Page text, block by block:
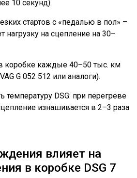
10 секунд).
стартов с «педалью в пол» –
нагрузку на сцепление на 30–
коробке каждые 40–50 тыс. км
G 052 512 или аналоги).
температуру DSG: при перегреве
изнашивается в 2–3 раза
влияет на
в коробке DSG 7